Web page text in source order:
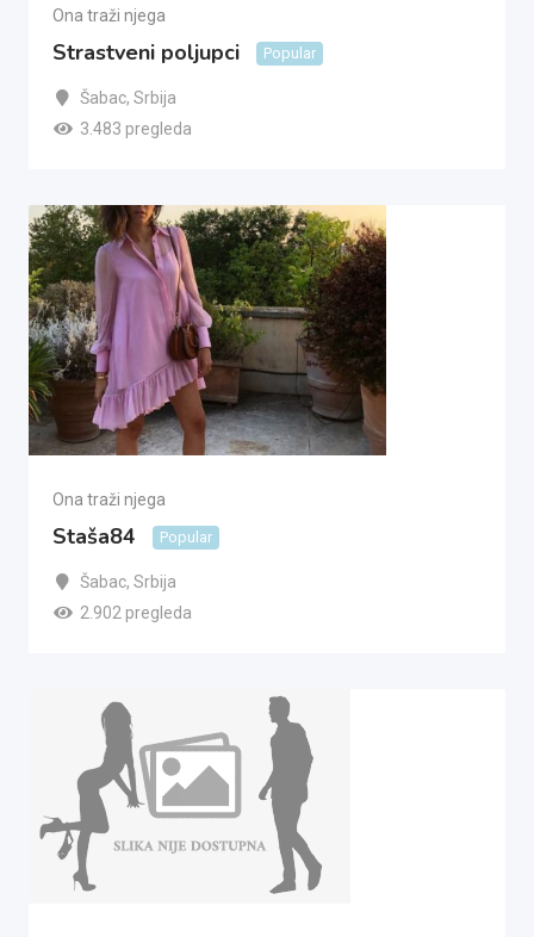
Ona traži njega
Strastveni poljupci Popular
Šabac, Srbija
3.483 pregleda
Ona traži njega
Staša84 Popular
Šabac, Srbija
2.902 pregleda